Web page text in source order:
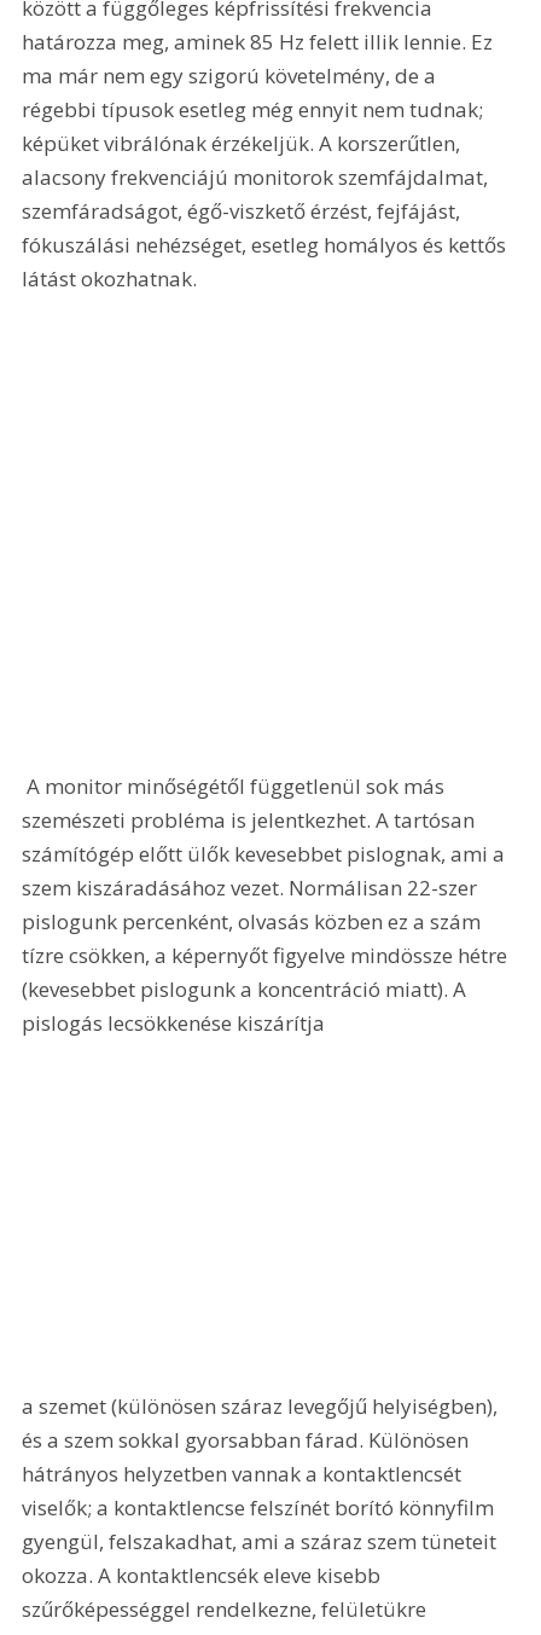
között a függőleges képfrissítési frekvencia
határozza meg, aminek 85 Hz felett illik lennie. Ez
ma már nem egy szigorú követelmény, de a
régebbi típusok esetleg még ennyit nem tudnak;
képüket vibrálónak érzékeljük. A korszerűtlen,
alacsony frekvenciájú monitorok szemfájdalmat,
szemfáradságot, égő-viszkető érzést, fejfájást,
fókuszálási nehézséget, esetleg homályos és kettős
látást okozhatnak.
A monitor minőségétől függetlenül sok más
szemészeti probléma is jelentkezhet. A tartósan
számítógép előtt ülők kevesebbet pislognak, ami a
szem kiszáradásához vezet. Normálisan 22-szer
pislogunk percenként, olvasás közben ez a szám
tízre csökken, a képernyőt figyelve mindössze hétre
(kevesebbet pislogunk a koncentráció miatt). A
pislogás lecsökkenése kiszárítja
a szemet (különösen száraz levegőjű helyiségben),
és a szem sokkal gyorsabban fárad. Különösen
hátrányos helyzetben vannak a kontaktlencsét
viselők; a kontaktlencse felszínét borító könnyfilm
gyengül, felszakadhat, ami a száraz szem tüneteit
okozza. A kontaktlencsék eleve kisebb
szűrőképességgel rendelkezne, felületükre